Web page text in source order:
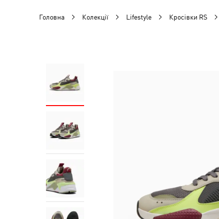
Головна Колекції Lifestyle Кросівки RS